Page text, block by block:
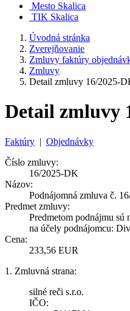
Mesto Skalica
TIK Skalica
Úvodná stránka
Zverejňovanie
Zmluvy faktúry
Zmluvy
Detail zmluvy 16/2025-
Detail zmluvy
Faktúry | Objednávky
Číslo zmluvy:
16/2025-DK
Názov:
Podnájomná zmluva č.
Predmet zmluvy:
Predmetom podnájmu
na účely podnájomcu:
Cena:
233,56 EUR
1. Zmluvná strana:
silné reči s.r.o.
IČO: